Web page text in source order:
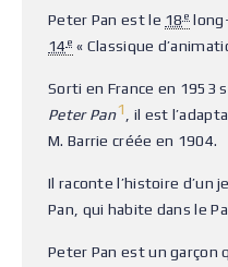
Peter Pan est le 18e
14e « Classique
Sorti en France en 1953
Peter Pan1
, il est
M. Barrie créée en 1904.
Il raconte l’histoire d’un
Pan, qui habite dans le
Peter Pan est un garçon